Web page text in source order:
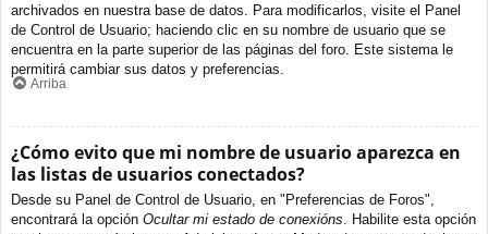
archivados en nuestra base de datos. Para modificarlos, visite el Panel
de Control de Usuario; haciendo clic en su nombre de usuario que se
encuentra en la parte superior de las páginas del foro. Este sistema le
permitirá cambiar sus datos y preferencias.
Arriba
¿Cómo evito que mi nombre de usuario aparezca en
las listas de usuarios conectados?
Desde su Panel de Control de Usuario, en "Preferencias de Foros",
encontrará la opción Ocultar mi estado de conexións. Habilite esta opción